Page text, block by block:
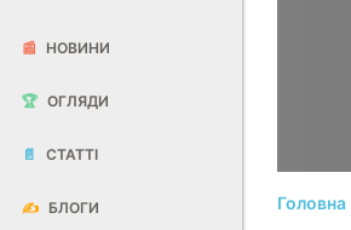
📰 НОВИНИ
🏆 ОГЛЯДИ
📄 СТАТТІ
✍️ БЛОГИ Головна